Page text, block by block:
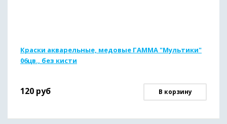
Краски акварельные, медовые ГАММА "Мультики"
06цв., без кисти
120 руб В корзину